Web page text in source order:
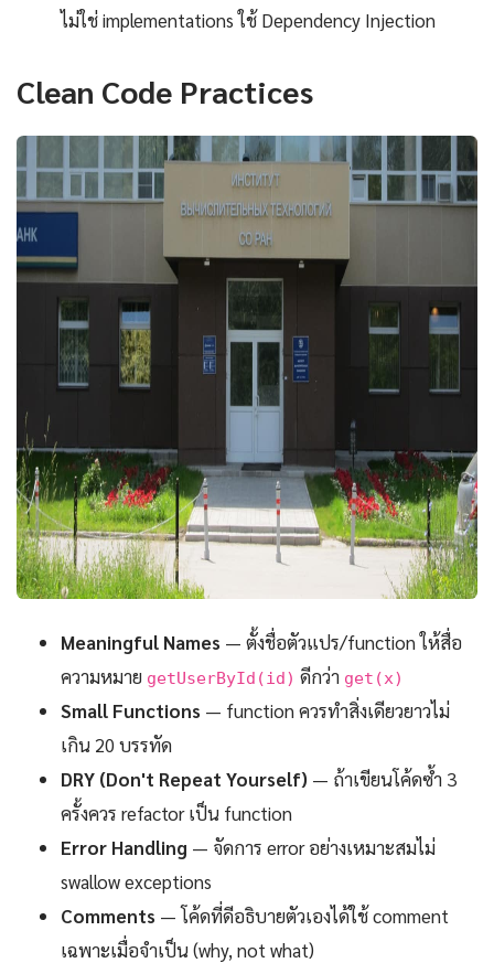
ไม่ใช่ implementations ใช้ Dependency Injection
Clean Code Practices
Meaningful Names — ตั้งชื่อตัวแปร/function ให้สื่อ
ความหมาย getUserById(id) ดีกว่า get(x)
Small Functions — function ควรทำสิ่งเดียวยาวไม่
เกิน 20 บรรทัด
DRY (Don't Repeat Yourself) — ถ้าเขียนโค้ดซ้ำ 3
ครั้งควร refactor เป็น function
Error Handling — จัดการ error อย่างเหมาะสมไม่
swallow exceptions
Comments — โค้ดที่ดีอธิบายตัวเองได้ใช้ comment
เฉพาะเมื่อจำเป็น (why, not what)